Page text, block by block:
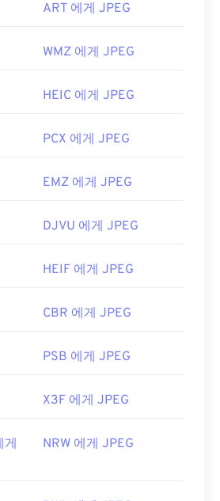
wiki/JPEG
ART 에게 JPEG
WMZ 에게 JPEG
HEIC 에게 JPEG
PCX 에게 JPEG
EMZ 에게 JPEG
DJVU 에게 JPEG
HEIF 에게 JPEG
CBR 에게 JPEG
PSB 에게 JPEG
X3F 에게 JPEG
NRW 에게 JPEG